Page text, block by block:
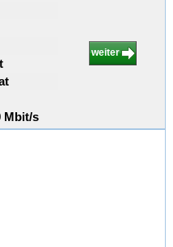
Mbit/s
weiter